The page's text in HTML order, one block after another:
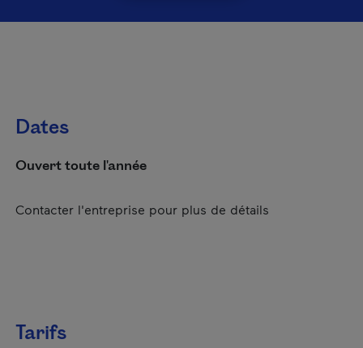
Dates
Ouvert toute l'année
Contacter l'entreprise pour plus de détails
Tarifs